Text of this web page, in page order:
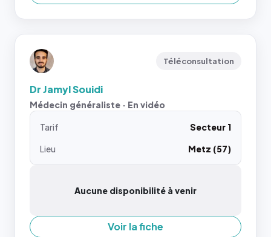
Téléconsultation
Dr Jamyl Souidi
Médecin généraliste · En vidéo
Tarif
Secteur 1
Lieu
Metz (57)
Aucune disponibilité à venir
Voir la fiche